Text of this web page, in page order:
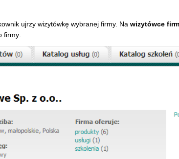
ujrzy wizytówkę wybranej firmy. Na wizytówce
firmy: